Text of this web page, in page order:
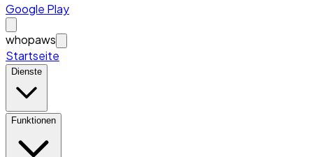
Google Play
whopaws
Startseite
Dienste
Funktionen